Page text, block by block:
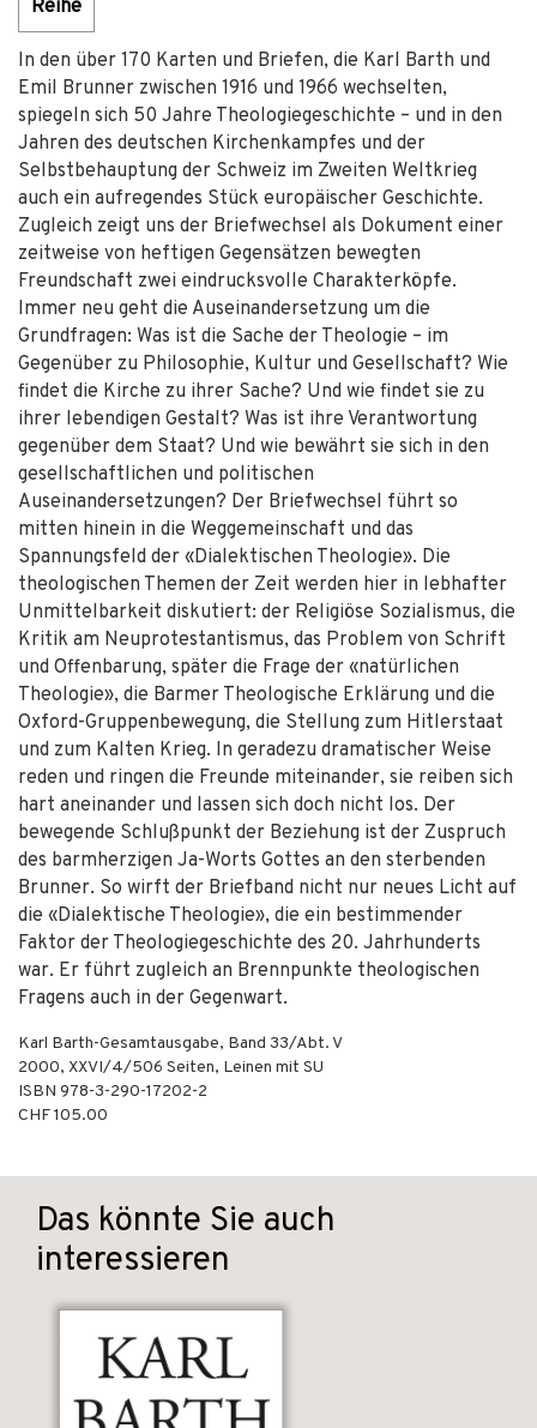
Reihe
In den über 170 Karten und Briefen, die Karl Barth und
Emil Brunner zwischen 1916 und 1966 wechselten,
spiegeln sich 50 Jahre Theologiegeschichte – und in den
Jahren des deutschen Kirchenkampfes und der
Selbstbehauptung der Schweiz im Zweiten Weltkrieg
auch ein aufregendes Stück europäischer Geschichte.
Zugleich zeigt uns der Briefwechsel als Dokument einer
zeitweise von heftigen Gegensätzen bewegten
Freundschaft zwei eindrucksvolle Charakterköpfe.
Immer neu geht die Auseinandersetzung um die
Grundfragen: Was ist die Sache der Theologie – im
Gegenüber zu Philosophie, Kultur und Gesellschaft? Wie
findet die Kirche zu ihrer Sache? Und wie findet sie zu
ihrer lebendigen Gestalt? Was ist ihre Verantwortung
gegenüber dem Staat? Und wie bewährt sie sich in den
gesellschaftlichen und politischen
Auseinandersetzungen? Der Briefwechsel führt so
mitten hinein in die Weggemeinschaft und das
Spannungsfeld der «Dialektischen Theologie». Die
theologischen Themen der Zeit werden hier in lebhafter
Unmittelbarkeit diskutiert: der Religiöse Sozialismus, die
Kritik am Neuprotestantismus, das Problem von Schrift
und Offenbarung, später die Frage der «natürlichen
Theologie», die Barmer Theologische Erklärung und die
Oxford-Gruppenbewegung, die Stellung zum Hitlerstaat
und zum Kalten Krieg. In geradezu dramatischer Weise
reden und ringen die Freunde miteinander, sie reiben sich
hart aneinander und lassen sich doch nicht los. Der
bewegende Schlußpunkt der Beziehung ist der Zuspruch
des barmherzigen Ja-Worts Gottes an den sterbenden
Brunner. So wirft der Briefband nicht nur neues Licht auf
die «Dialektische Theologie», die ein bestimmender
Faktor der Theologiegeschichte des 20. Jahrhunderts
war. Er führt zugleich an Brennpunkte theologischen
Fragens auch in der Gegenwart.
Karl Barth-Gesamtausgabe, Band 33/Abt. V
2000, XXVI/4/506 Seiten, Leinen mit SU
ISBN 978-3-290-17202-2
CHF 105.00
Das könnte Sie auch
interessieren